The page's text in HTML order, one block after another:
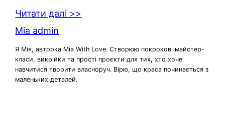
Читати далі >>
Mia admin
Я Мія, авторка Mia With Love. Створюю покрокові майстер-
класи, викрійки та прості проєкти для тих, хто хоче
навчитися творити власноруч. Вірю, що краса починається з
маленьких деталей.